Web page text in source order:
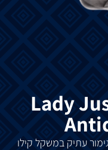
Lady
עתיק במשקל קילו